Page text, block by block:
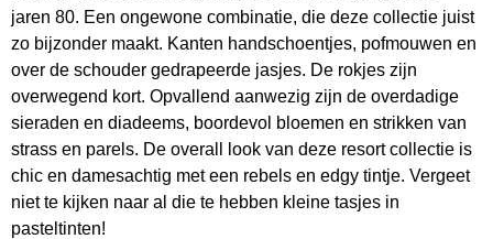
jaren 80. Een ongewone combinatie, die deze collectie juist
zo bijzonder maakt. Kanten handschoentjes, pofmouwen en
over de schouder gedrapeerde jasjes. De rokjes zijn
overwegend kort. Opvallend aanwezig zijn de overdadige
sieraden en diadeems, boordevol bloemen en strikken van
strass en parels. De overall look van deze resort collectie is
chic en damesachtig met een rebels en edgy tintje. Vergeet
niet te kijken naar al die te hebben kleine tasjes in
pasteltinten!